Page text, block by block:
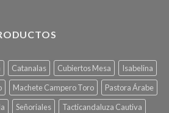
Catanalas Cubiertos Mesa
Isabelina
Machete Campero Toro
Pastora Árabe
Señoriales
Tacticandaluza Cautiva